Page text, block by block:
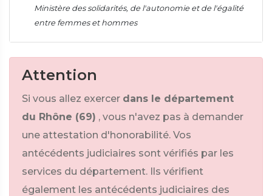
Ministère des solidarités, de l'autonomie et de l'égalité
entre femmes et hommes
Attention
Si vous allez exercer dans le département
du Rhône (69) , vous n'avez pas à demander
une attestation d'honorabilité. Vos
antécédents judiciaires sont vérifiés par les
services du département. Ils vérifient
également les antécédents judiciaires des